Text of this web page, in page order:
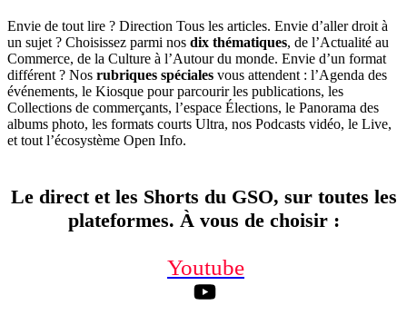
Envie de tout lire ? Direction Tous les articles. Envie d’aller droit à
un sujet ? Choisissez parmi nos dix thématiques, de l’Actualité au
Commerce, de la Culture à l’Autour du monde. Envie d’un format
différent ? Nos rubriques spéciales vous attendent : l’Agenda des
événements, le Kiosque pour parcourir les publications, les
Collections de commerçants, l’espace Élections, le Panorama des
albums photo, les formats courts Ultra, nos Podcasts vidéo, le Live,
et tout l’écosystème Open Info.
Le direct et les Shorts du GSO, sur toutes les
plateformes. À vous de choisir:
Youtube